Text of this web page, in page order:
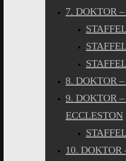
7. DOKTOR
8. DOKTOR
9. DOKTOR
ECCLESTON
10.